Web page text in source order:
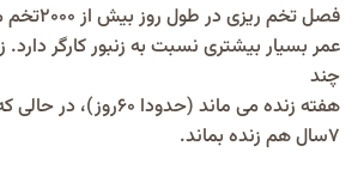
فصل تخم
عمر بسیار بیشتری نسبت به زنبور کارگر دارد.
چند
هفته زنده می ماند (حدودا
۷سال هم زنده بماند.